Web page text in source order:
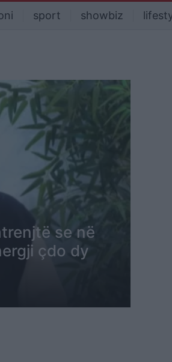
sport showbiz
se në
çdo dy